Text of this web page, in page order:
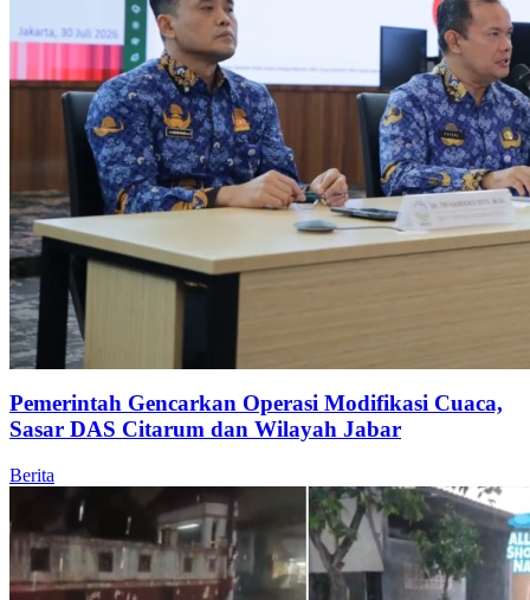
Pemerintah Gencarkan Operasi Modifikasi Cuaca,
Sasar DAS Citarum dan Wilayah Jabar
Berita